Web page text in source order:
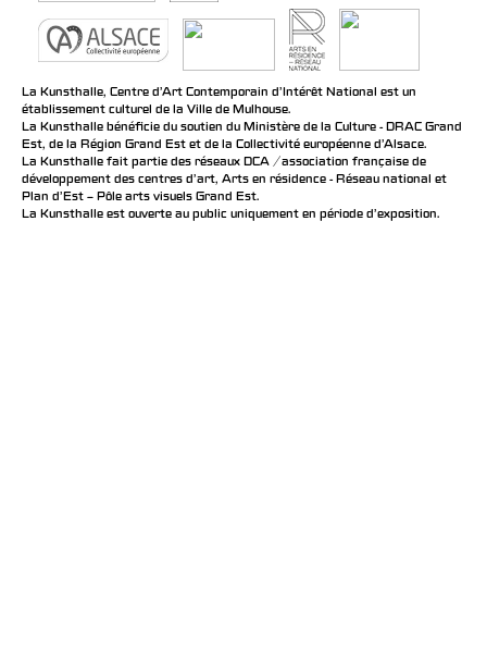
La Kunsthalle, Centre d’Art Contemporain d’Intérêt National est un
établissement culturel de la Ville de Mulhouse.
La Kunsthalle bénéficie du soutien du Ministère de la Culture - DRAC Grand
Est, de la Région Grand Est et de la Collectivité européenne d’Alsace.
La Kunsthalle fait partie des réseaux DCA / association française de
développement des centres d'art, Arts en résidence - Réseau national et
Plan d’Est – Pôle arts visuels Grand Est.
La Kunsthalle est ouverte au public uniquement en période d'exposition.